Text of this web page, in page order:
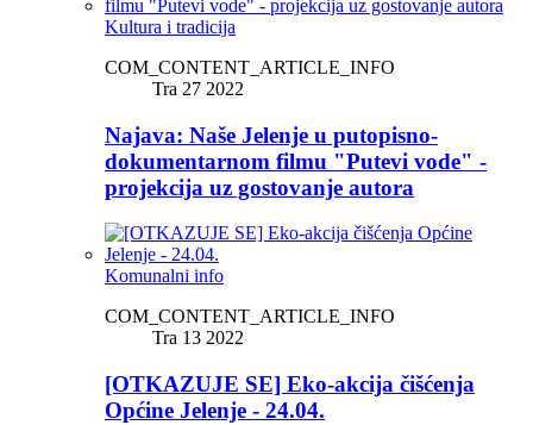
Kultura i tradicija
COM_CONTENT_ARTICLE_INFO
Tra 27 2022
Najava: Naše Jelenje u putopisno-
dokumentarnom filmu "Putevi vode" -
projekcija uz gostovanje autora
Komunalni info
COM_CONTENT_ARTICLE_INFO
Tra 13 2022
[OTKAZUJE SE] Eko-akcija čišćenja
Općine Jelenje - 24.04.